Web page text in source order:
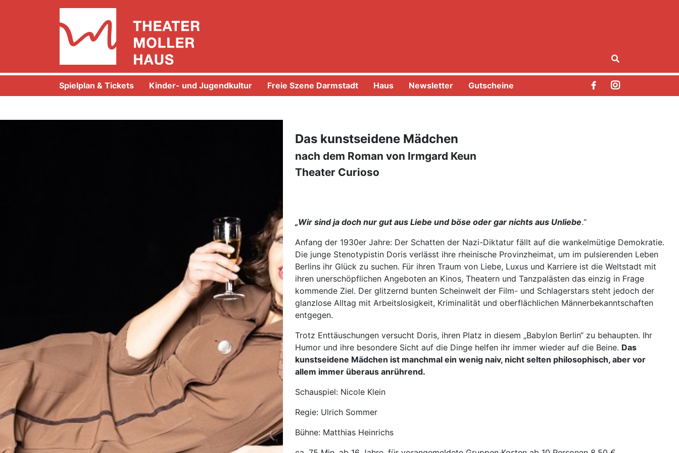
Spielplan & Tickets Kinder- und Jugendkultur Freie Szene Darmstadt Haus Newsletter Gutscheine
Das kunstseidene Mädchen
nach dem Roman von Irmgard Keun
Theater Curioso
„Wir sind ja doch nur gut aus Liebe und böse oder gar nichts aus Unliebe.“
Anfang der 1930er Jahre: Der Schatten der Nazi-Diktatur fällt auf die wankelmütige Demokratie.
Die junge Stenotypistin Doris verlässt ihre rheinische Provinzheimat, um im pulsierenden Leben
Berlins ihr Glück zu suchen. Für ihren Traum von Liebe, Luxus und Karriere ist die Weltstadt mit
ihren unerschöpflichen Angeboten an Kinos, Theatern und Tanzpalästen das einzig in Frage
kommende Ziel. Der glitzernd bunten Scheinwelt der Film- und Schlagerstars steht jedoch der
glanzlose Alltag mit Arbeitslosigkeit, Kriminalität und oberflächlichen Männerbekanntschaften
entgegen.
Trotz Enttäuschungen versucht Doris, ihren Platz in diesem „Babylon Berlin“ zu behaupten. Ihr
Humor und ihre besondere Sicht auf die Dinge helfen ihr immer wieder auf die Beine. Das
kunstseidene Mädchen ist manchmal ein wenig naiv, nicht selten philosophisch, aber vor
allem immer überaus anrührend.
Schauspiel: Nicole Klein
Regie: Ulrich Sommer
Bühne: Matthias Heinrichs